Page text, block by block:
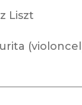
Liszt